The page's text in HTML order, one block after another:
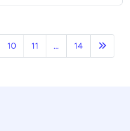
10 11 … 14 Page